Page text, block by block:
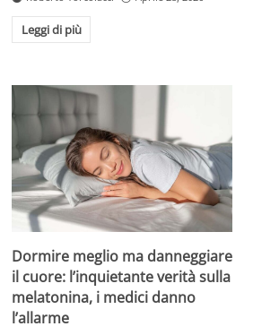
Leggi di più
Dormire meglio ma danneggiare
il cuore: l’inquietante verità sulla
melatonina, i medici danno
l’allarme